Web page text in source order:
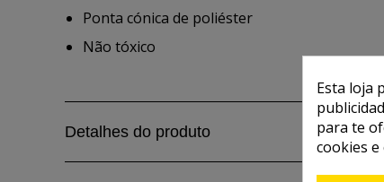
Ponta cónica de poliéster
Não tóxico
Detalhes do produto
Esta loja
para te
cookies